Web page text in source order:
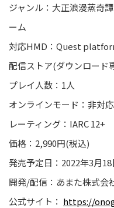
ジャンル：大正浪漫蒸奇
ーム
対応HMD：Quest
配信ストア(ダウンロード
プレイ人数：1人
オンラインモード：非対応
レーティング：IARC 12+
価格：2,990円(税込)
発売予定日：2022年3月
開発/配信：あまた株式会
公式サイト： https://